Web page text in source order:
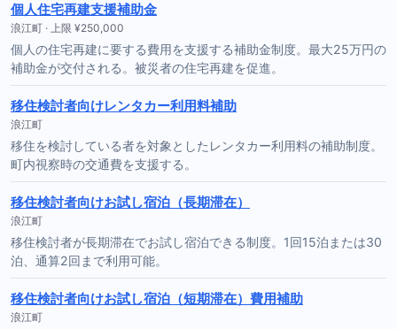
個人住宅再建支援補助金
浪江町 · 上限 ¥250,000
個人の住宅再建に要する費用を支援する補助金制度。最大25万円の
補助金が交付される。被災者の住宅再建を促進。
移住検討者向けレンタカー利用料補助
浪江町
移住を検討している者を対象としたレンタカー利用料の補助制度。
町内視察時の交通費を支援する。
移住検討者向けお試し宿泊（長期滞在）
浪江町
移住検討者が長期滞在でお試し宿泊できる制度。1回15泊または30
泊、通算2回まで利用可能。
移住検討者向けお試し宿泊（短期滞在）費用補助
浪江町